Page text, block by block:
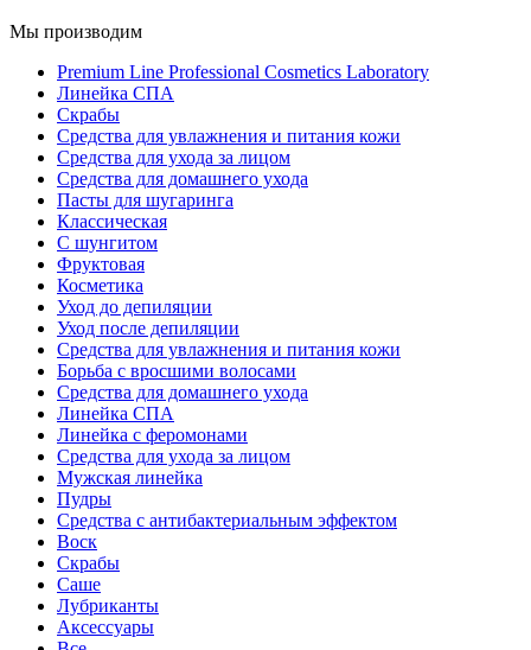
Мы производим
Premium Line Professional Cosmetics Laboratory
Линейка СПА
Скрабы
Средства для увлажнения и питания кожи
Средства для ухода за лицом
Средства для домашнего ухода
Пасты для шугаринга
Классическая
С шунгитом
Фруктовая
Косметика
Уход до депиляции
Уход после депиляции
Средства для увлажнения и питания кожи
Борьба с вросшими волосами
Средства для домашнего ухода
Линейка СПА
Линейка с феромонами
Средства для ухода за лицом
Мужская линейка
Пудры
Средства с антибактериальным эффектом
Воск
Скрабы
Саше
Лубриканты
Аксессуары